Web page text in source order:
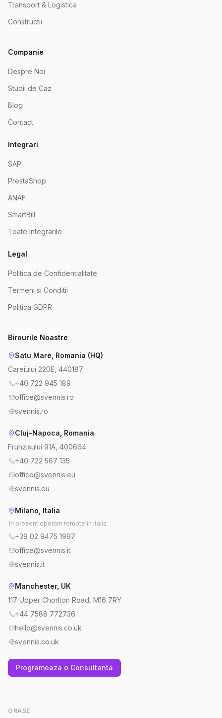
Transport & Logistica
Constructii
Companie
Despre Noi
Studii de Caz
Blog
Contact
Integrari
SAP
PrestaShop
ANAF
SmartBill
Toate Integrarile
Legal
Politica de Confidentialitate
Termeni si Conditii
Politica GDPR
Birourile Noastre
Satu Mare, Romania (HQ)
Careiului 220E, 440187
+40 722 945 189
office@svennis.ro
svennis.ro
Cluj-Napoca, Romania
Frunzisului 91A, 400664
+40 722 567 135
office@svennis.eu
svennis.eu
Milano, Italia
In prezent operam remote in Italia.
+39 02 9475 1997
office@svennis.it
svennis.it
Manchester, UK
117 Upper Chorlton Road, M16 7RY
+44 7588 772736
hello@svennis.co.uk
svennis.co.uk
Programeaza o Consultanta
ORASE